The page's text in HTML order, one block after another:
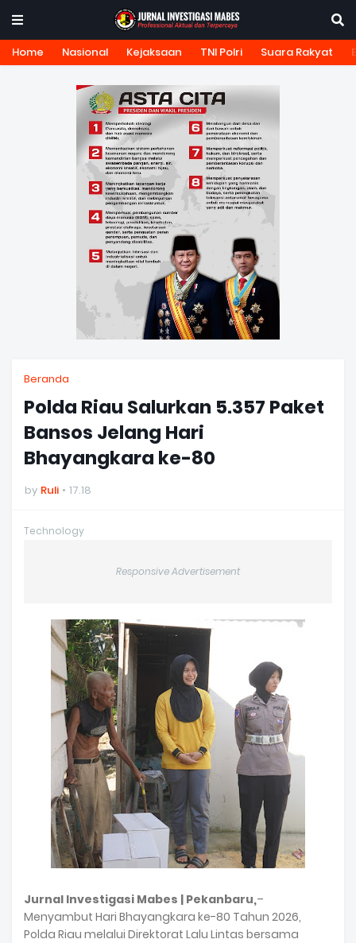
Home Nasional Kejaksaan TNI Polri Suara Rakyat
Beranda
Polda Riau Salurkan 5.357 Paket
Bansos Jelang Hari
Bhayangkara ke-80
by Ruli 17.18
Technology
Responsive Advertisement
Jurnal Investigasi Mabes | Pekanbaru,–
Menyambut Hari Bhayangkara ke-80 Tahun 2026,
Polda Riau melalui Direktorat Lalu Lintas bersama